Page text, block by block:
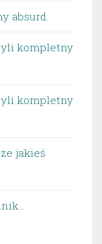
absurd.
kompletny
kompletny
jakieś